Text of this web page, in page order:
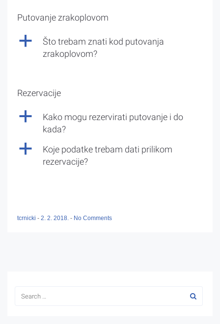
Putovanje zrakoplovom
a
Što trebam znati kod putovanja
zrakoplovom?
Rezervacije
a
Kako mogu rezervirati putovanje i do
kada?
a
Koje podatke trebam dati prilikom
rezervacije?
tcrnicki - 2. 2. 2018. - No Comments